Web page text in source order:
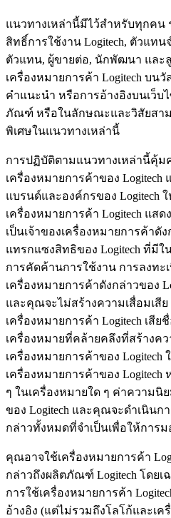
แนวทางเหล่านี้มีไว้สำหรับทุกคน
สิทธิ์การใช้งาน Logitech, ตัวแท
ตัวแทน, ผู้ขายต่อ, นักพัฒนา และ
เครื่องหมายการค้า Logitech บน
คำแนะนำ หรือการอ้างอิงบนเว็
ภัณฑ์ หรือในลักษณะและวิสัยสาม
พิเศษในแนวทางเหล่านี้
การปฏิบัติตามแนวทางเหล่านี้คุ้
เครื่องหมายการค้าของ
แบรนด์และองค์กรของ Logitech
เครื่องหมายการค้า Logitech แส
เป็นเจ้าของเครื่องหมายการค้าดั
แทรกแซงสิทธิของ Logitech ที่มีใ
การคัดค้านการใช้งาน การลงทะ
เครื่องหมายการค้าดังกล่าวของ
และคุณจะไม่สร้างความเสื่อมเสี
เครื่องหมายการค้า Logitech เสีย
เครื่องหมายที่คล้ายคลึงที่สร้างค
เครื่องหมายการค้าของ Logitech
เครื่องหมายการค้าของ
ๆ ในเครื่องหมายใด ๆ ค่าความนิ
ของ Logitech และคุณจะดำเนินก
กล่าวทั้งหมดที่จำเป็นเพื่อให้การ
คุณอาจใช้เครื่องหมายการค้า
กล่าวถึงผลิตภัณฑ์ Logitech โดยเ
การใช้เครื่องหมายการค้า
อ้างอิง (แต่ไม่รวมถึงโลโก้และเ